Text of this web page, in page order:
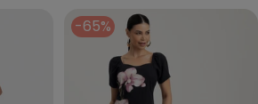
-65%